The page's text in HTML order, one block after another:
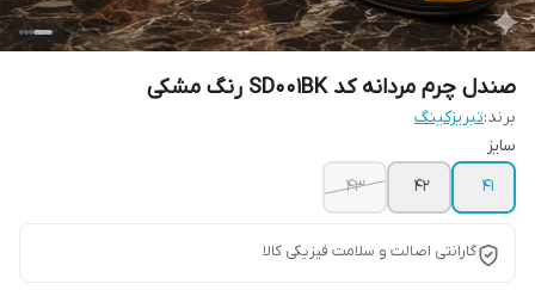
صندل چرم مردانه کد SD001BK رنگ مشکی
برند:تبریزکینگ
سایز
41
42
43
گارانتی اصالت و سلامت فیزیکی کالا